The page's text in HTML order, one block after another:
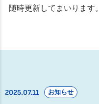
随時更新してまいります。
2025.07.11 お知らせ